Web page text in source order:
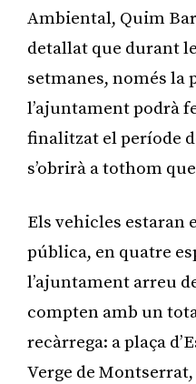
Ambiental, Quim
detallat que durant
setmanes, només la
l’ajuntament podrà
finalitzat el període
s’obrirà a tothom
Els vehicles estaran
pública, en quatre
l’ajuntament arreu
compten amb un
recàrrega: a plaça
Verge de Montserrat,